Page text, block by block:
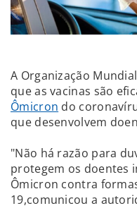
A Organização
que as vacinas são
Ômicron do
que desenvolvem
"Não há razão para
protegem os doentes
Ômicron contra
19,comunicou a